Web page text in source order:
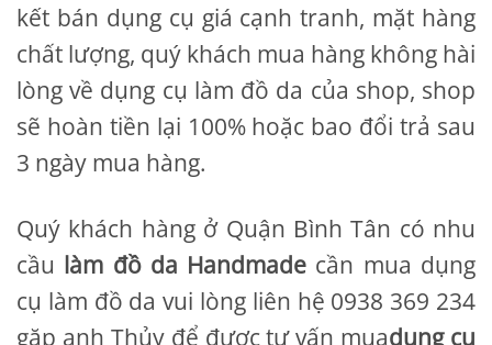
kết bán dụng cụ giá cạnh tranh, mặt hàng
chất lượng, quý khách mua hàng không hài
lòng về dụng cụ làm đồ da của shop, shop
sẽ hoàn tiền lại 100% hoặc bao đổi trả sau
3 ngày mua hàng.
Quý khách hàng ở Quận Bình Tân có nhu
cầu làm đồ da Handmade cần mua dụng
cụ làm đồ da vui lòng liên hệ 0938 369 234
gặp anh Thủy để được tư vấn muadụng cụ